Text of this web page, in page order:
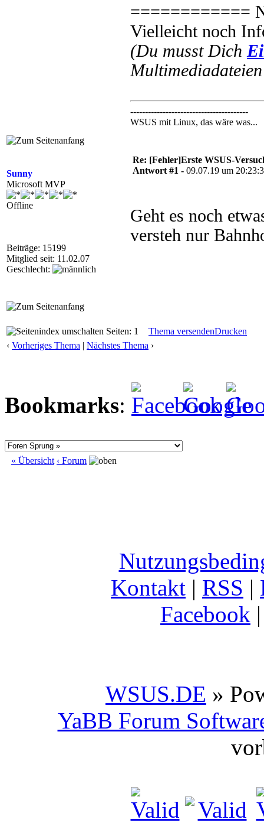
============
Vielleicht noch
(Du musst Dich
----------------------------------------
WSUS mit Linux, das wäre was...
Sunny
Microsoft MVP
Offline
Beiträge: 15199
Mitglied seit: 11.02.07
Geschlecht:
Re: [Fehler]Erste WSUS-
Antwort #1 - 09.07.19 um
Geht es noch
versteh nur
Seiten: 1 Thema versendenDrucken
‹ Vorheriges Thema | Nächstes Thema ›
Bookmarks:
« Übersicht ‹ Forum
Kontakt | RSS |
Facebook
WSUS.DE »
YaBB Forum